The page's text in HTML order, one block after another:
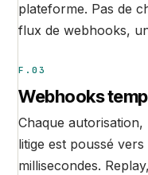
plateforme. Pas de
flux de webhooks,
F.03
Webhooks
Chaque
litige est poussé
millisecondes.